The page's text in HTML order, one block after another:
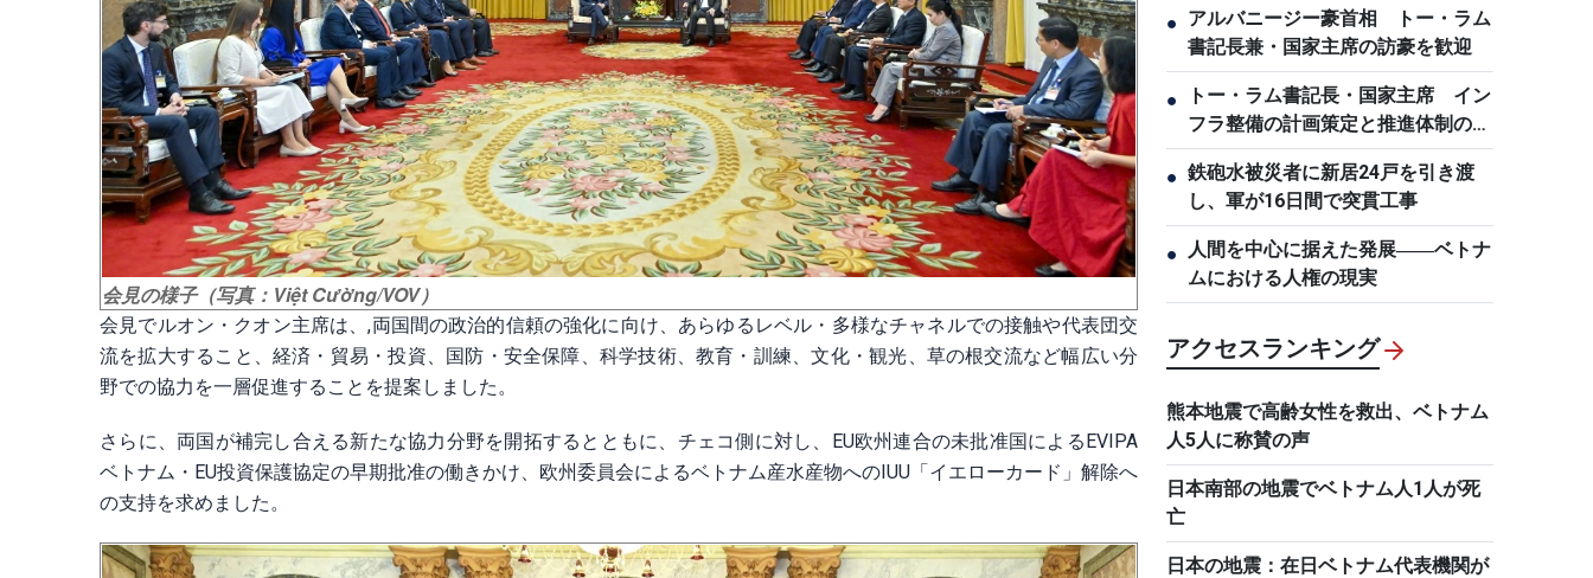
会見の様子（写真：Việt Cường/VOV）
会見でルオン・クオン主席は、,両国間の政治的信頼の強化に向け、あらゆるレベル・多様なチャネルでの接触や代表団交
流を拡大すること、経済・貿易・投資、国防・安全保障、科学技術、教育・訓練、文化・観光、草の根交流など幅広い分
野での協力を一層促進することを提案しました。
さらに、両国が補完し合える新たな協力分野を開拓するとともに、チェコ側に対し、EU欧州連合の未批准国によるEVIPA
ベトナム・EU投資保護協定の早期批准の働きかけ、欧州委員会によるベトナム産水産物へのIUU「イエローカード」解除へ
の支持を求めました。
● アルバニージー豪首相 トー・ラム
書記長兼・国家主席の訪豪を歓迎
●
トー・ラム書記長・国家主席 イン
フラ整備の計画策定と推進体制の刷
新を要求
● 鉄砲水被災者に新居24戸を引き渡
し、軍が16日間で突貫工事
●
人間を中心に据えた発展――ベトナ
ムにおける人権の現実
アクセスランキング
熊本地震で高齢女性を救出、ベトナム
人5人に称賛の声
日本南部の地震でベトナム人1人が死
亡
日本の地震：在日ベトナム代表機関が